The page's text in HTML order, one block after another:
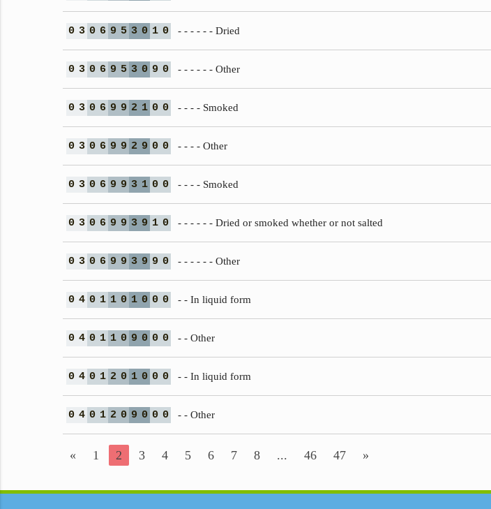
0 3 0 6 9 5 3 0 1 0 - - - - - - Dried
0 3 0 6 9 5 3 0 9 0 - - - - - - Other
0 3 0 6 9 9 2 1 0 0 - - - - Smoked
0 3 0 6 9 9 2 9 0 0 - - - - Other
0 3 0 6 9 9 3 1 0 0 - - - - Smoked
0 3 0 6 9 9 3 9 1 0 - - - - - - Dried or smoked whether or not salted
0 3 0 6 9 9 3 9 9 0 - - - - - - Other
0 4 0 1 1 0 1 0 0 0 - - In liquid form
0 4 0 1 1 0 9 0 0 0 - - Other
0 4 0 1 2 0 1 0 0 0 - - In liquid form
0 4 0 1 2 0 9 0 0 0 - - Other
« 1 2 3 4 5 6 7 8 ... 46 47 »